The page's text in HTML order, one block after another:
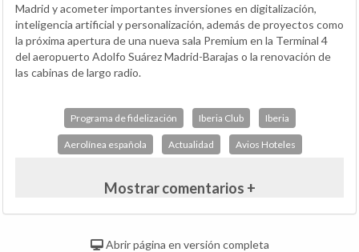
Madrid y acometer importantes inversiones en digitalización,
inteligencia artificial y personalización, además de proyectos como
la próxima apertura de una nueva sala Premium en la Terminal 4
del aeropuerto Adolfo Suárez Madrid-Barajas o la renovación de
las cabinas de largo radio.
Programa de fidelización Iberia Club Iberia
Aerolínea española Actualidad Avios Hoteles
Mostrar comentarios +
Abrir página en versión completa